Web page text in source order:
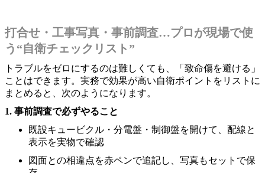
打合せ・工事写真・事前調査…プロが現場で使
う“自衛チェックリスト”
トラブルをゼロにするのは難しくても、「致命傷を避ける」
ことはできます。実務で効果が高い自衛ポイントをリストに
まとめると、次のようになります。
1. 事前調査で必ずやること
既設キュービクル・分電盤・制御盤を開けて、配線と
表示を実物で確認
図面との相違点を赤ペンで追記し、写真もセットで保